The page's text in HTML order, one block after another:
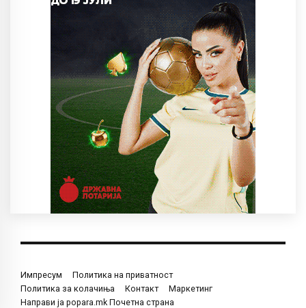
Импресум
Политика на приватност
Политика за колачиња
Контакт
Маркетинг
Направи ја popara.mk Почетна страна